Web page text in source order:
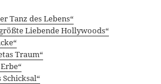
Tanz des Lebens“
Liebende Hollywoods“
Traum“